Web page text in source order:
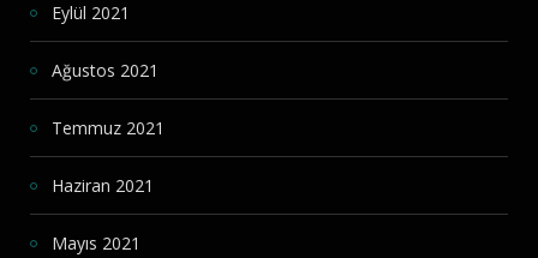
Eylül 2021
Ağustos 2021
Temmuz 2021
Haziran 2021
Mayıs 2021